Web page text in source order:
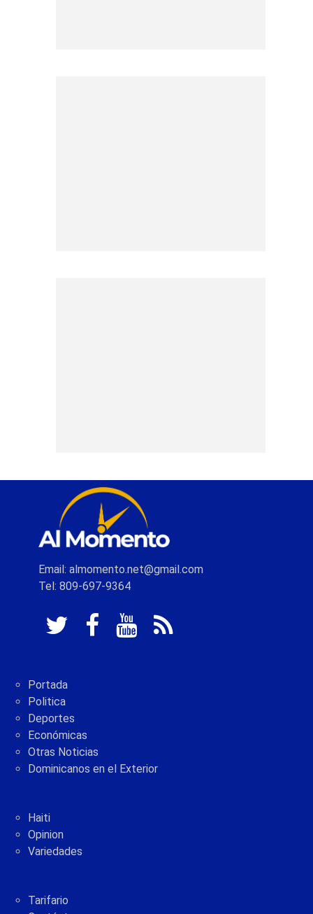
Email: almomento.net@gmail.com
Tel: 809-697-9364
Portada
Politica
Deportes
Económicas
Otras Noticias
Dominicanos en el Exterior
Haiti
Opinion
Variedades
Tarifario